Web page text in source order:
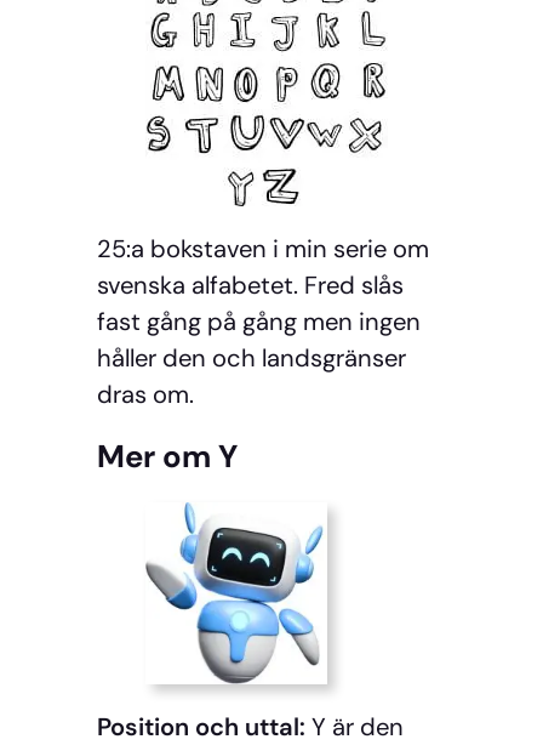
25:a bokstaven i min serie om
svenska alfabetet. Fred slås
fast gång på gång men ingen
håller den och landsgränser
dras om.
Mer om Y
Position och uttal: Y är den